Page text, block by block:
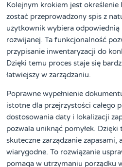
Kolejnym krokiem jest
zostać przeprowadzony spis z
użytkownik wybiera odpowiednią
rozwijanej. Ta funkcjonalność
przypisanie inwentaryzacji do
Dzięki temu proces staje się
łatwiejszy w zarządzaniu.
Poprawne wypełnienie
istotne dla przejrzystości całego
dostosowania daty i lokalizacji
pozwala uniknąć pomyłek.
skuteczne zarządzanie
wiarygodne. To rozwiązanie
pomaga w utrzymaniu porządku